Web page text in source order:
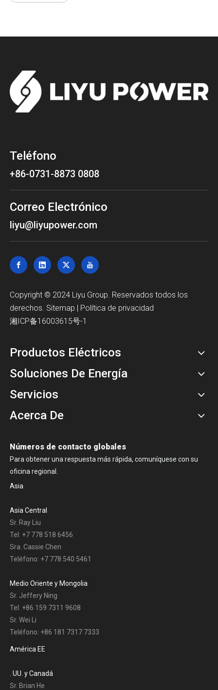
Teléfono
+86-0731-8873 0808
Correo Electrónico
liyu@liyupower.com
Copyright © 2024 Liyu Group. Reservados todos los
derechos. Sitemap | Política de privacidad
湘ICP备16003615号-1
Productos Eléctricos
Soluciones De Energía
Servicios
Acerca De
Números de contacto globales
Para obtener una respuesta más rápida, comuníquese con su
oficina regional.
Asia
Asia Central
Sr. Ray Liu
Tel: +7 778 518 6456
Sra. Cassie Chen
Teléfono: +7 778 540 5461
Medio Oriente y Mongolia
Sr. Jeffery Ning
Tel: +86 159 7311 9608
Sr. Wei Li
Teléfono: +86 181 7317 7333
América EE
. UU. y Canadá
Sr. Brian He